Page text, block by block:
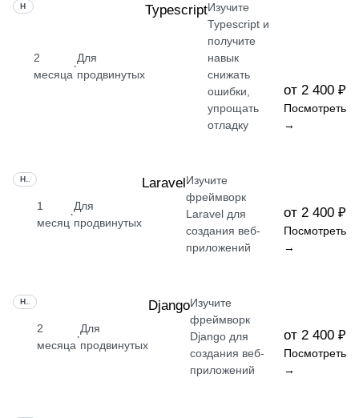
НАВЫК
2
месяца
·
Для
продвинутых
TypescriptИзучите
Typescript и
получите
навык
снижать
ошибки,
упрощать
отладку
от 2 400 ₽
Посмотреть
→
1
месяц
·
Для
продвинутых
LaravelИзучите
фреймворк
Laravel для
создания веб-
приложений
от 2 400 ₽
Посмотреть
→
2
месяца
·
Для
продвинутых
DjangoИзучите
фреймворк
Django для
создания веб-
приложений
от 2 400 ₽
Посмотреть
→